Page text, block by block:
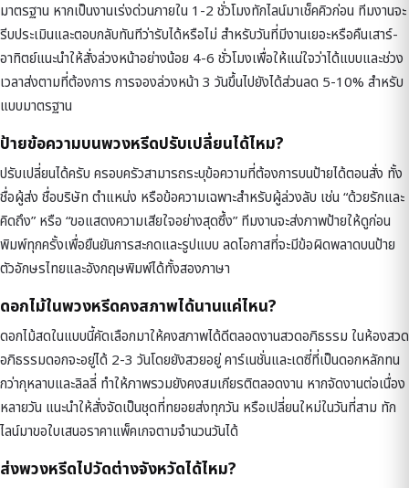
มาตรฐาน หากเป็นงานเร่งด่วนภายใน 1-2 ชั่วโมงทักไลน์มาเช็คคิวก่อน ทีมงานจะ
รีบประเมินและตอบกลับทันทีว่ารับได้หรือไม่ สำหรับวันที่มีงานเยอะหรือคืนเสาร์-
อาทิตย์แนะนำให้สั่งล่วงหน้าอย่างน้อย 4-6 ชั่วโมงเพื่อให้แน่ใจว่าได้แบบและช่วง
เวลาส่งตามที่ต้องการ การจองล่วงหน้า 3 วันขึ้นไปยังได้ส่วนลด 5-10% สำหรับ
แบบมาตรฐาน
ป้ายข้อความบนพวงหรีดปรับเปลี่ยนได้ไหม?
ปรับเปลี่ยนได้ครับ ครอบครัวสามารถระบุข้อความที่ต้องการบนป้ายได้ตอนสั่ง ทั้ง
ชื่อผู้ส่ง ชื่อบริษัท ตำแหน่ง หรือข้อความเฉพาะสำหรับผู้ล่วงลับ เช่น “ด้วยรักและ
คิดถึง” หรือ “ขอแสดงความเสียใจอย่างสุดซึ้ง” ทีมงานจะส่งภาพป้ายให้ดูก่อน
พิมพ์ทุกครั้งเพื่อยืนยันการสะกดและรูปแบบ ลดโอกาสที่จะมีข้อผิดพลาดบนป้าย
ตัวอักษรไทยและอังกฤษพิมพ์ได้ทั้งสองภาษา
ดอกไม้ในพวงหรีดคงสภาพได้นานแค่ไหน?
ดอกไม้สดในแบบนี้คัดเลือกมาให้คงสภาพได้ดีตลอดงานสวดอภิธรรม ในห้องสวด
อภิธรรมดอกจะอยู่ได้ 2-3 วันโดยยังสวยอยู่ คาร์เนชั่นและเดซี่ที่เป็นดอกหลักทน
กว่ากุหลาบและลิลลี่ ทำให้ภาพรวมยังคงสมเกียรติตลอดงาน หากจัดงานต่อเนื่อง
หลายวัน แนะนำให้สั่งจัดเป็นชุดที่ทยอยส่งทุกวัน หรือเปลี่ยนใหม่ในวันที่สาม ทัก
ไลน์มาขอใบเสนอราคาแพ็คเกจตามจำนวนวันได้
ส่งพวงหรีดไปวัดต่างจังหวัดได้ไหม?